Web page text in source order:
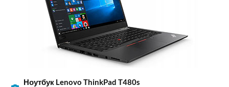
Ноутбук Lenovo ThinkPad T480s